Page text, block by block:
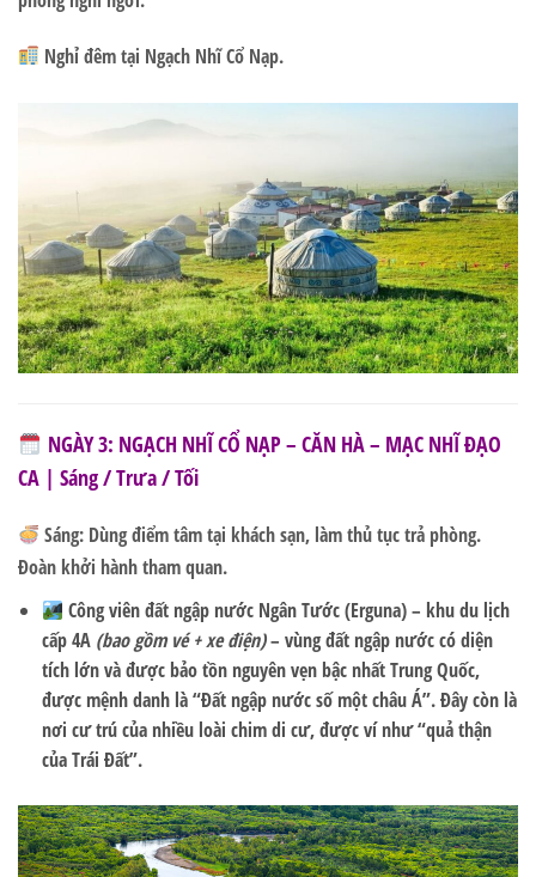
Nghỉ đêm tại Ngạch Nhĩ Cổ Nạp.
NGÀY 3: NGẠCH NHĨ CỔ NẠP – CĂN HÀ – MẠC NHĨ ĐẠO
CA | Sáng / Trưa / Tối
Sáng: Dùng điểm tâm tại khách sạn, làm thủ tục trả phòng.
Đoàn khởi hành tham quan.
Công viên đất ngập nước Ngân Tước (Erguna) – khu du lịch
cấp 4A (bao gồm vé + xe điện)– vùng đất ngập nước có diện
tích lớn và được bảo tồn nguyên vẹn bậc nhất Trung Quốc,
được mệnh danh là“Đất ngập nước số một châu Á”. Đây còn là
nơi cư trú của nhiều loài chim di cư, được ví như“quả thận
của Trái Đất”.